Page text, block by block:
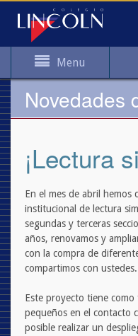
Menu
Novedades
¡Lectura
En el mes de abril hemos
institucional de lectura
segundas y terceras
años, renovamos y
con la compra de
compartimos con ustedes.
Este proyecto tiene
pequeños en el contacto
posible realizar un